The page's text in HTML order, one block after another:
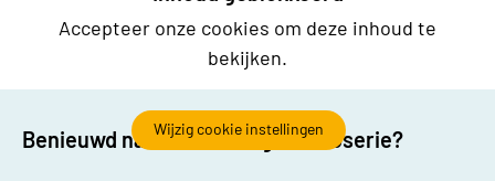
Accepteer onze cookies om deze inhoud te
bekijken.
Wijzig cookie instellingen
Benieuwd naar de volledige videoserie?